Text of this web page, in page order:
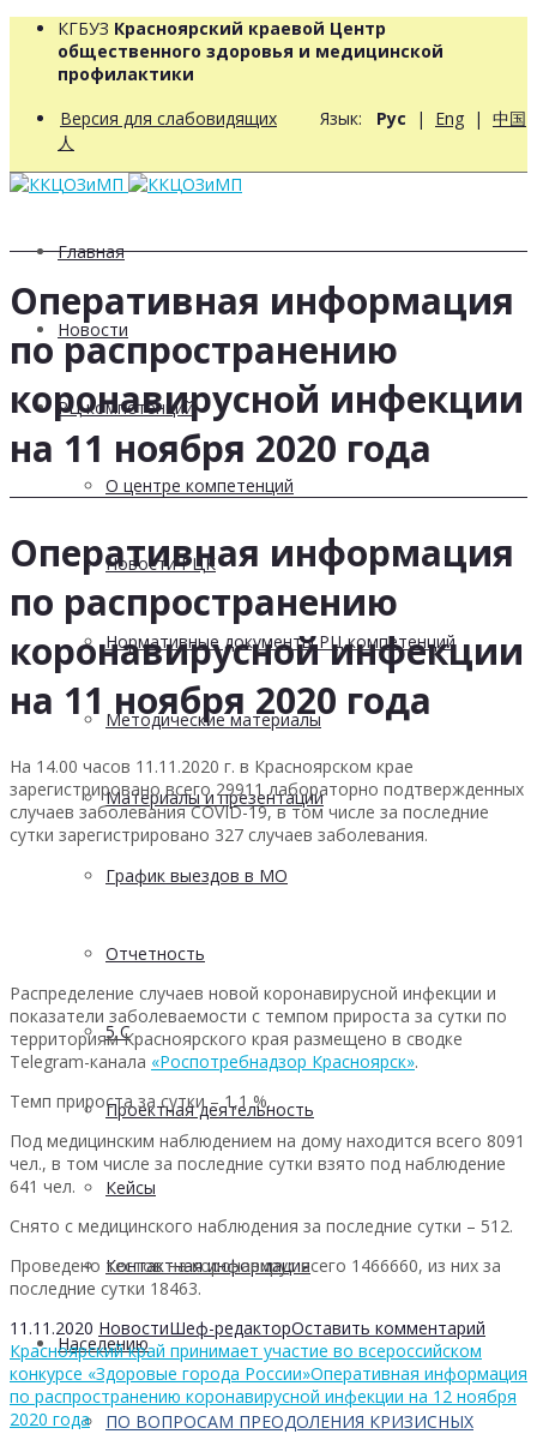
КГБУЗ Красноярский краевой Центр
общественного здоровья и медицинской
профилактики
Версия для слабовидящих Язык: Рус | Eng | 中国
人
Главная
Новости
РЦ компетенций
О центре компетенций
Новости РЦК
Нормативные документы РЦ компетенций
Методические материалы
Материалы и презентации
График выездов в МО
Отчетность
5 С
Проектная деятельность
Кейсы
Контактная информация
Населению
ПО ВОПРОСАМ ПРЕОДОЛЕНИЯ КРИЗИСНЫХ
Оперативная информация
по распространению
коронавирусной инфекции
на 11 ноября 2020 года
Оперативная информация
по распространению
коронавирусной инфекции
на 11 ноября 2020 года
На 14.00 часов 11.11.2020 г. в Красноярском крае
зарегистрировано всего 29911 лабораторно подтвержденных
случаев заболевания COVID-19, в том числе за последние
сутки зарегистрировано 327 случаев заболевания.
Распределение случаев новой коронавирусной инфекции и
показатели заболеваемости с темпом прироста за сутки по
территориям Красноярского края размещено в сводке
Telegram-канала «Роспотребнадзор Красноярск».
Темп прироста за сутки – 1,1 %.
Под медицинским наблюдением на дому находится всего 8091
чел., в том числе за последние сутки взято под наблюдение
641 чел.
Снято с медицинского наблюдения за последние сутки – 512.
Проведено тестов на коронавирус всего 1466660, из них за
последние сутки 18463.
11.11.2020 НовостиШеф-редакторОставить комментарий
Красноярский край принимает участие во всероссийском
конкурсе «Здоровые города России»Оперативная информация
по распространению коронавирусной инфекции на 12 ноября
2020 года